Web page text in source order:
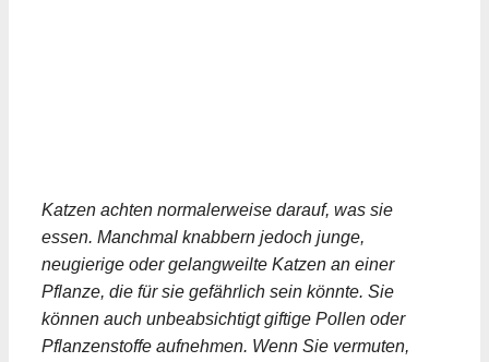
Katzen achten normalerweise darauf, was sie
essen. Manchmal knabbern jedoch junge,
neugierige oder gelangweilte Katzen an einer
Pflanze, die für sie gefährlich sein könnte. Sie
können auch unbeabsichtigt giftige Pollen oder
Pflanzenstoffe aufnehmen. Wenn Sie vermuten,